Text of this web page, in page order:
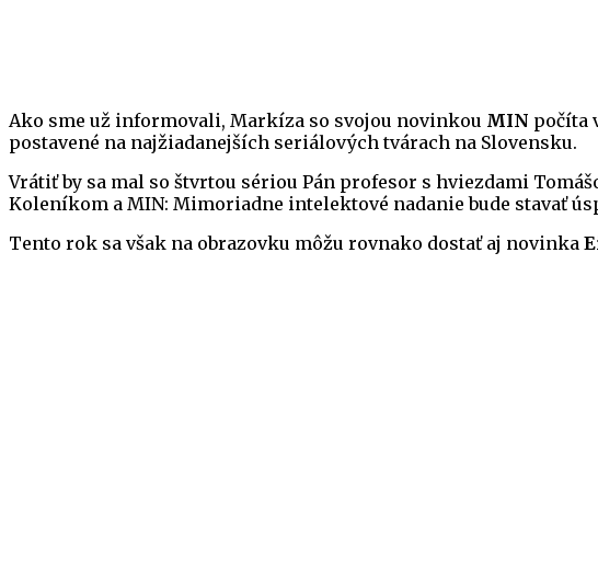
Ako sme už informovali, Markíza so svojou novinkou MIN počíta
postavené na najžiadanejších seriálových tvárach na Slovensku.
Vrátiť by sa mal so štvrtou sériou Pán profesor s hviezdami
Koleníkom a MIN: Mimoriadne intelektové nadanie bude stavať
Tento rok sa však na obrazovku môžu rovnako dostať aj novinka